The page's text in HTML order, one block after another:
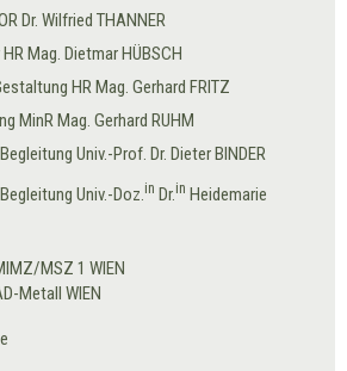
Dr. Wilfried THANNER
Mag. Dietmar HÜBSCH
HR Mag. Gerhard FRITZ
MinR Mag. Gerhard RUHM
Univ.-Prof. Dr. Dieter BINDER
Univ.-Doz.in Dr.in Heidemarie
MSZ 1 WIEN
Metall WIEN